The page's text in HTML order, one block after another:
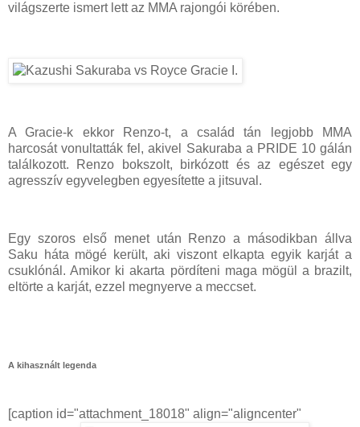
világszerte ismert lett az MMA rajongói körében.
A Gracie-k ekkor Renzo-t, a család tán legjobb MMA
harcosát vonultatták fel, akivel Sakuraba a PRIDE 10 gálán
találkozott. Renzo bokszolt, birkózott és az egészet egy
agresszív egyvelegben egyesítette a jitsuval.
Egy szoros első menet után Renzo a másodikban állva
Saku háta mögé került, aki viszont elkapta egyik karját a
csuklónál. Amikor ki akarta pördíteni maga mögül a brazilt,
eltörte a karját, ezzel megnyerve a meccset.
A kihasznált legenda
[caption id="attachment_18018" align="aligncenter"